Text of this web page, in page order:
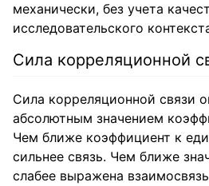
механически, без учета
исследовательского
Сила корреляционной
Сила корреляционной связи
абсолютным значением
Чем ближе коэффициент к
сильнее связь. Чем ближе
слабее выражена